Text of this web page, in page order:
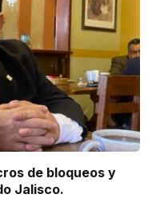
de bloqueos y
Jalisco.